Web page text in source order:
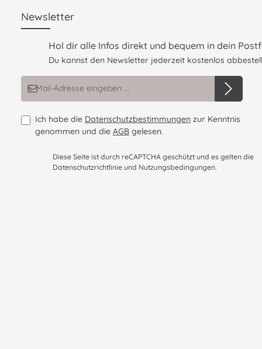
bekommt das Kleid eine
sehr festliche
Ausstrahlung – genau
das richtige Outfit für
kleine Prinzessinnen, die
bei ihrem großen
Auftritten glänzen
wollen. Vorne ist das
Kleid in mehreren Stufen
gearbeitet, wobei der
Rand des Oberrocks
verziert wurde. Das Kleid
kann auch zu anderen
Newsletter
Hol dir alle Infos direkt und bequem in dein
Du kannst den Newsletter jederzeit kostenlos
E-Mail-Adresse*
Ich habe die Datenschutzbestimmungen zur Kenntnis
genommen und die AGB gelesen.
Diese Seite ist durch reCAPTCHA geschützt und es gelten die
Datenschutzrichtlinie und Nutzungsbedingungen.